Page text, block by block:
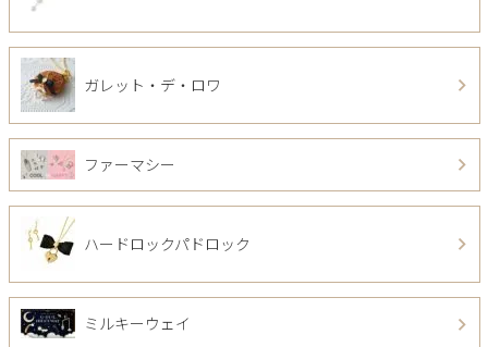
ガレット・デ・ロワ
ファーマシー
ハードロックパドロック
ミルキーウェイ